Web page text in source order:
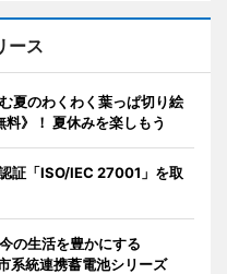
ース
夏のわくわく葉っぱ切り絵
》！ 夏休みを楽しもう
証「ISO/IEC 27001」を取
の生活を豊かにする
系統連携蓄電池シリーズ